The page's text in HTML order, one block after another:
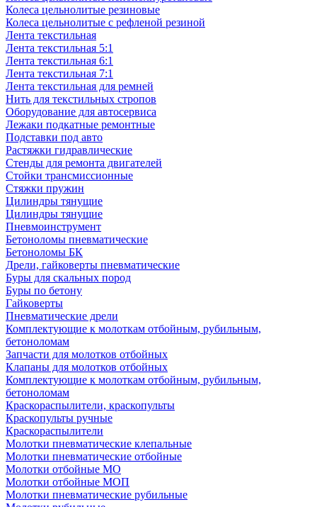
Колеса цельнолитые резиновые
Колеса цельнолитые с рефленой резиной
Лента текстильная
Лента текстильная 5:1
Лента текстильная 6:1
Лента текстильная 7:1
Лента текстильная для ремней
Нить для текстильных стропов
Оборудование для автосервиса
Лежаки подкатные ремонтные
Подставки под авто
Растяжки гидравлические
Стенды для ремонта двигателей
Стойки трансмиссионные
Стяжки пружин
Цилиндры тянущие
Цилиндры тянущие
Пневмоинструмент
Бетоноломы пневматические
Бетоноломы БК
Дрели, гайковерты пневматические
Буры для скальных пород
Буры по бетону
Гайковерты
Пневматические дрели
Комплектующие к молоткам отбойным, рубильным,
бетоноломам
Запчасти для молотков отбойных
Клапаны для молотков отбойных
Комплектующие к молоткам отбойным, рубильным,
бетоноломам
Краскораспылители, краскопульты
Краскопульты ручные
Краскораспылители
Молотки пневматические клепальные
Молотки пневматические отбойные
Молотки отбойные МО
Молотки отбойные МОП
Молотки пневматические рубильные